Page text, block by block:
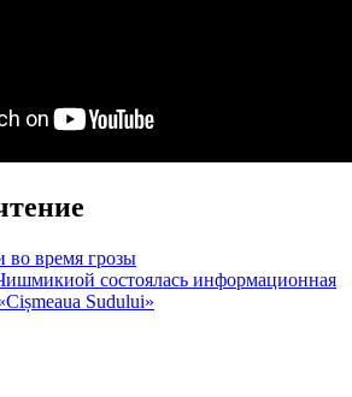
во время грозы
состоялась информационная
Sudului»